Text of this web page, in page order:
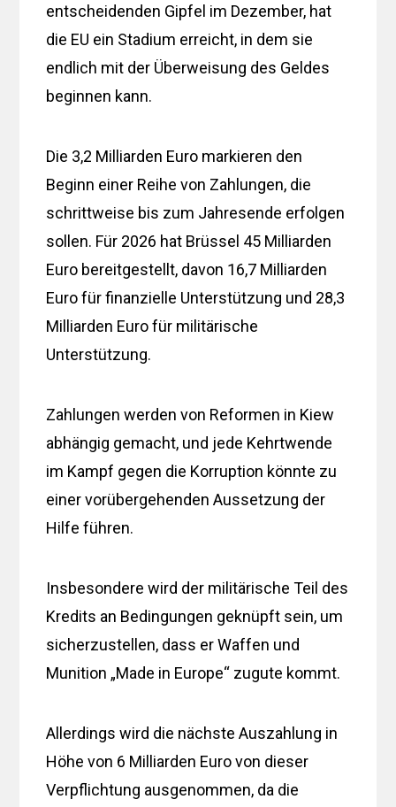
entscheidenden Gipfel im Dezember, hat
die EU ein Stadium erreicht, in dem sie
endlich mit der Überweisung des Geldes
beginnen kann.
Die 3,2 Milliarden Euro markieren den
Beginn einer Reihe von Zahlungen, die
schrittweise bis zum Jahresende erfolgen
sollen. Für 2026 hat Brüssel 45 Milliarden
Euro bereitgestellt, davon 16,7 Milliarden
Euro für finanzielle Unterstützung und 28,3
Milliarden Euro für militärische
Unterstützung.
Zahlungen werden von Reformen in Kiew
abhängig gemacht, und jede Kehrtwende
im Kampf gegen die Korruption könnte zu
einer vorübergehenden Aussetzung der
Hilfe führen.
Insbesondere wird der militärische Teil des
Kredits an Bedingungen geknüpft sein, um
sicherzustellen, dass er Waffen und
Munition „Made in Europe“ zugute kommt.
Allerdings wird die nächste Auszahlung in
Höhe von 6 Milliarden Euro von dieser
Verpflichtung ausgenommen, da die